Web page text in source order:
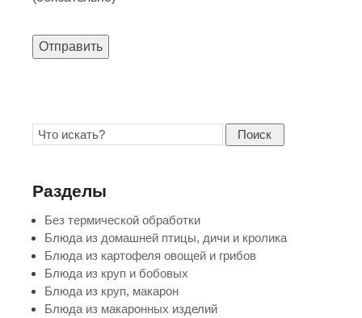
Отправить
Поиск
Разделы
Без термической обработки
Блюда из домашней птицы, дичи и кролика
Блюда из картофеля овощей и грибов
Блюда из круп и бобовых
Блюда из круп, макарон
Блюда из макаронных изделий